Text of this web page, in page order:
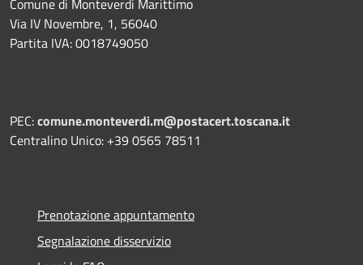
Comune di Monteverdi Marittimo
Via IV Novembre, 1, 56040
Partita IVA: 0018749050
PEC:comune.monteverdi.m@postacert.toscana.it
Centralino Unico: +39 0565 78511
Prenotazione appuntamento
Segnalazione disservizio